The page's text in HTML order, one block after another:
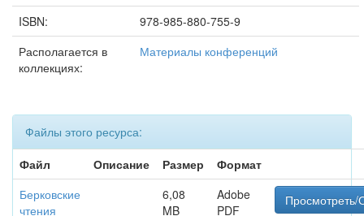
ISBN:
978-985-880-755-9
Располагается в
коллекциях:
Материалы конференций
Файлы этого ресурса:
Файл
Описание Размер
Формат
Берковские
чтения
6,08
MB
Adobe
PDF
Просмотреть/